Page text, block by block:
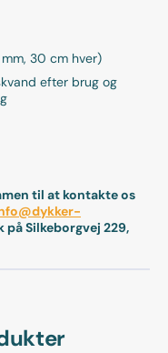
30 cm hver)
efter brug og
til at kontakte os
på Silkeborgvej 229,